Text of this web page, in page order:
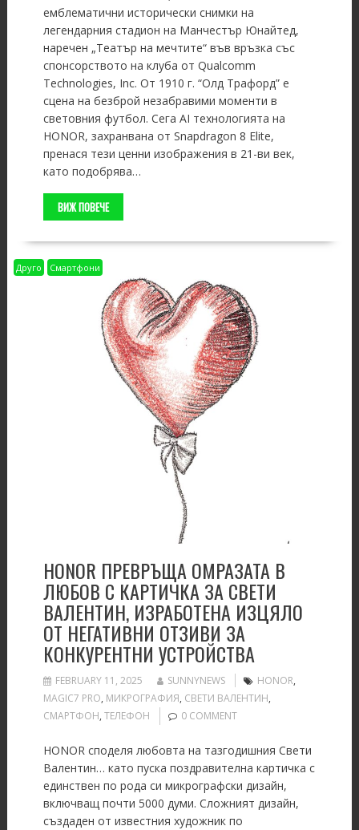
емблематични исторически снимки на
легендарния стадион на Манчестър Юнайтед,
наречен „Театър на мечтите“ във връзка със
спонсорството на клуба от Qualcomm
Technologies, Inc. От 1910 г. “Олд Трафорд” е
сцена на безброй незабравими моменти в
световния футбол. Сега AI технологията на
HONOR, захранвана от Snapdragon 8 Elite,
пренася тези ценни изображения в 21-ви век,
като подобрява…
ВИЖ ПОВЕЧЕ
Друго Смартфони
HONOR ПРЕВРЪЩА ОМРАЗАТА В
ЛЮБОВ С КАРТИЧКА ЗА СВЕТИ
ВАЛЕНТИН, ИЗРАБОТЕНА ИЗЦЯЛО
ОТ НЕГАТИВНИ ОТЗИВИ ЗА
КОНКУРЕНТНИ УСТРОЙСТВА
FEBRUARY 11, 2025 SUNNYNEWS HONOR,
MAGIC7 PRO, МИКРОГРАФИЯ, СВЕТИ ВАЛЕНТИН,
СМАРТФОН, ТЕЛЕФОН 0 COMMENT
HONOR споделя любовта на тазгодишния Свети
Валентин… като пуска поздравителна картичка с
единствен по рода си микрографски дизайн,
включващ почти 5000 думи. Сложният дизайн,
създаден от известния художник по